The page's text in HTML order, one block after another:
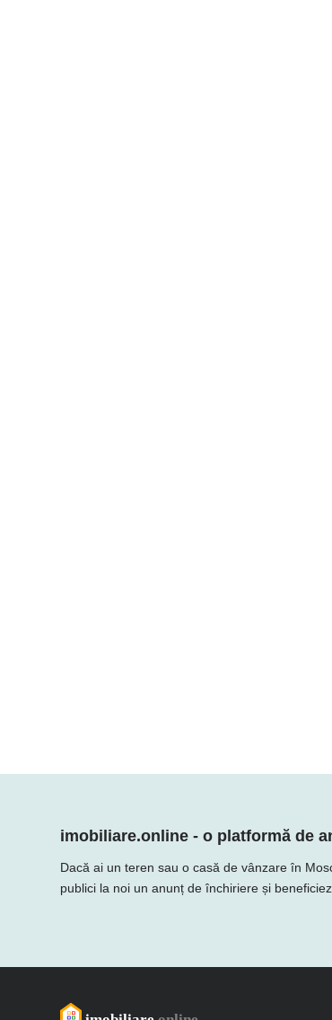
imobiliare.online - o platformă de
Dacă ai un teren sau o casă de vânzare în
publici la noi un anunț de închiriere și